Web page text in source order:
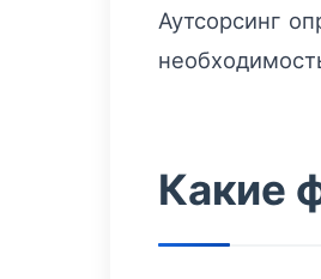
Аутсорсинг
Какие